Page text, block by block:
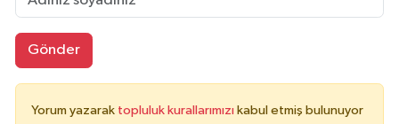
Gönder
Yorum yazarak topluluk kurallarımızı kabul etmiş bulunuyor